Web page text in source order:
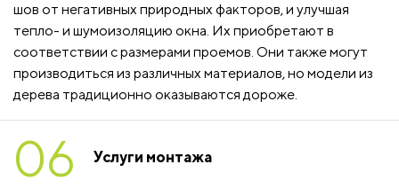
шов от негативных природных факторов, и улучшая
тепло- и шумоизоляцию окна. Их приобретают в
соответствии с размерами проемов. Они также могут
производиться из различных материалов, но модели из
дерева традиционно оказываются дороже.
06 Услуги монтажа